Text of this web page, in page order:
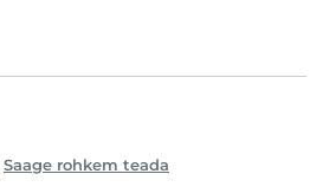
Saage rohkem teada